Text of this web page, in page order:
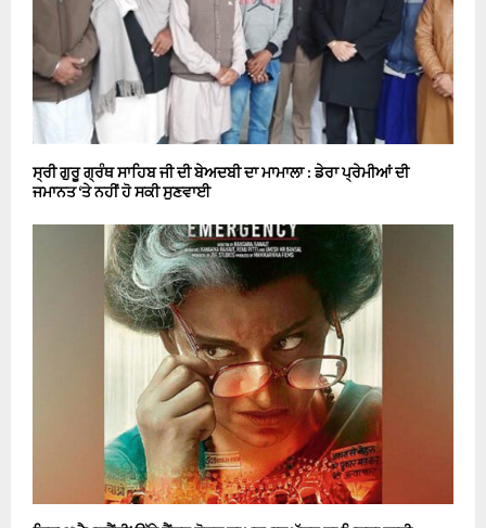
ਸ੍ਰੀ ਗੁਰੂ ਗ੍ਰੰਥ ਸਾਹਿਬ ਜੀ ਦੀ ਬੇਅਦਬੀ ਦਾ ਮਾਮਾਲਾ : ਡੇਰਾ ਪ੍ਰੇਮੀਆਂ ਦੀ
ਜਮਾਨਤ ‘ਤੇ ਨਹੀਂ ਹੋ ਸਕੀ ਸੁਣਵਾਈ